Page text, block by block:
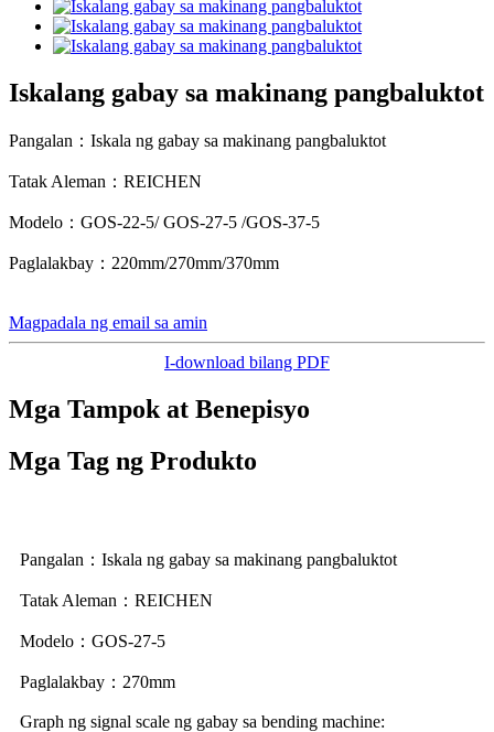
Iskalang gabay sa makinang pangbaluktot
Pangalan：Iskala ng gabay sa makinang pangbaluktot
Tatak Aleman：REICHEN
Modelo：GOS-22-5/ GOS-27-5 /GOS-37-5
Paglalakbay：220mm/270mm/370mm
Magpadala ng email sa amin
I-download bilang PDF
Mga Tampok at Benepisyo
Mga Tag ng Produkto
Pangalan：Iskala ng gabay sa makinang pangbaluktot
Tatak Aleman：REICHEN
Modelo：GOS-27-5
Paglalakbay：270mm
Graph ng signal scale ng gabay sa bending machine: